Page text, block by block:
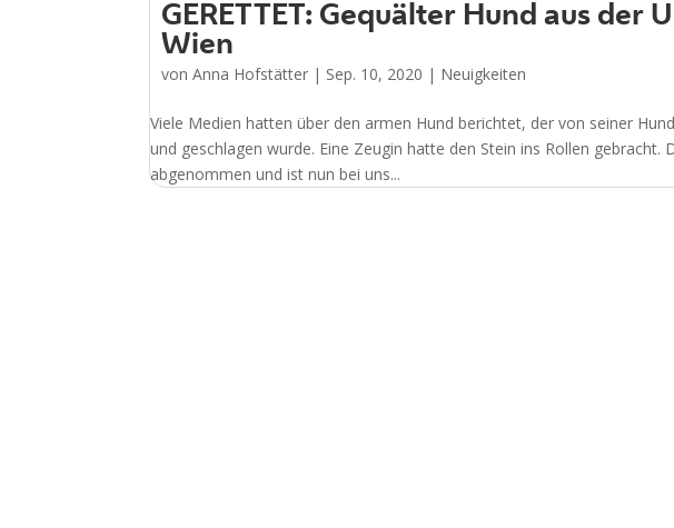
GERETTET: Gequälter Hund aus der
Wien
vonAnna Hofstätter | Sep. 10, 2020 | Neuigkeiten
Viele Medien hatten über den armen Hund berichtet, der von seiner
und geschlagen wurde. Eine Zeugin hatte den Stein ins Rollen
abgenommen und ist nun bei uns...